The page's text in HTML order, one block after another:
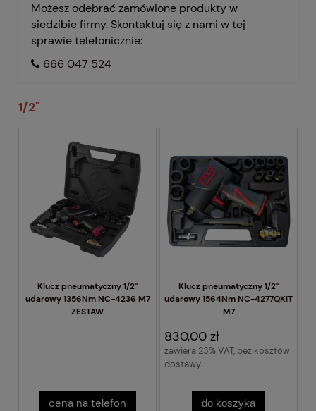
Możesz odebrać zamówione produkty w
siedzibie firmy. Skontaktuj się z nami w tej
sprawie telefonicznie:
666 047 524
1/2"
Klucz pneumatyczny 1/2"
udarowy 1356Nm NC-4236 M7
ZESTAW
cena na telefon
Klucz pneumatyczny 1/2"
udarowy 1564Nm NC-4277QKIT
M7
830,00 zł
zawiera 23% VAT, bez kosztów
dostawy
do koszyka